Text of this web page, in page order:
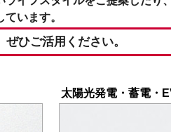
います。
ひご活用ください。
太陽光発電・蓄電・